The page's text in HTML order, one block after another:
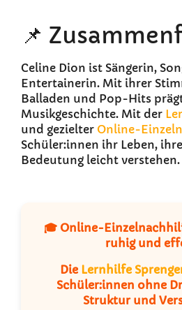
📌
Celine Dion ist Sängerin,
Entertainerin. Mit ihrer
Balladen und Pop-Hits
Musikgeschichte. Mit der
und gezielter Online-
Schüler:innen ihr Leben,
Bedeutung leicht verstehen.
🎓 Online-
ruhig und
Die Lernhilfe
Schüler:innen ohne
Struktur und